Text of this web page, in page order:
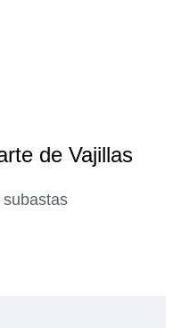
de Vajillas